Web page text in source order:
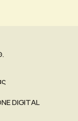
DIGITAL